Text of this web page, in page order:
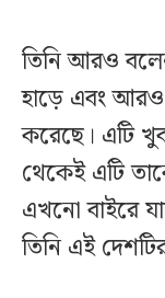
তিনি আরও
হাড়ে এবং আরও
করেছে। এটি
থেকেই এটি
এখনো বাইরে
তিনি এই